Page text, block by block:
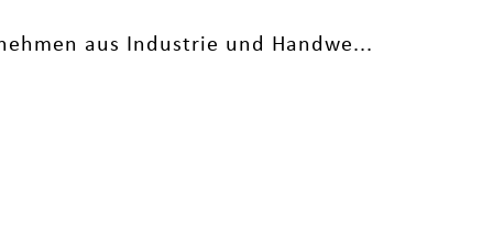
aus Industrie und Handwe...